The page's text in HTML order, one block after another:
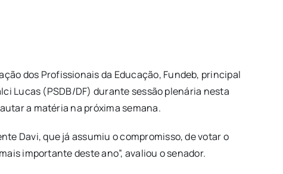
dos Profissionais da Educação, Fundeb, principal
Lucas (PSDB/DF) durante sessão plenária nesta
a matéria na próxima semana.
Davi, que já assumiu o compromisso, de votar o
importante deste ano”, avaliou o senador.